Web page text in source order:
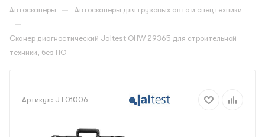
Автосканеры — Автосканеры для грузовых авто и спецтехники
—
Сканер диагностический Jaltest OHW 29365 для строительной
техники, без ПО
Артикул: JT01006